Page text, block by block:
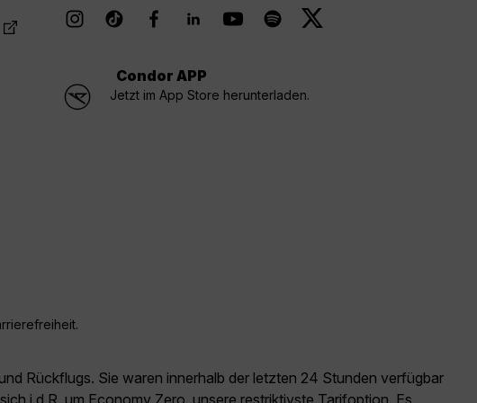
Condor APP
Jetzt im App Store herunterladen.
Rückflugs. Sie waren innerhalb der letzten 24 Stunden verfügbar